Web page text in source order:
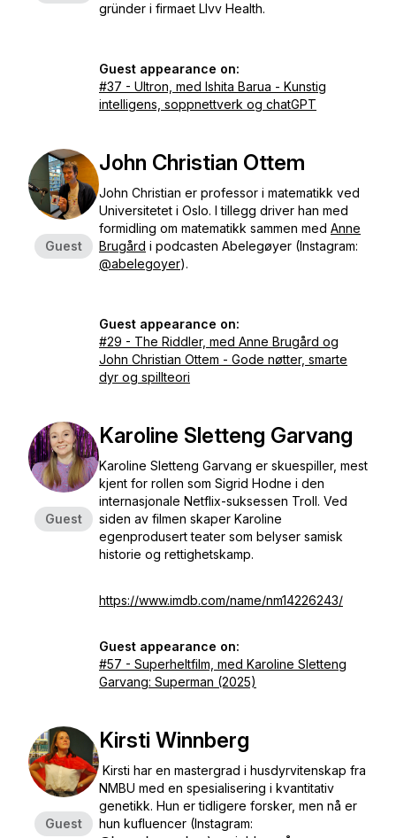
gründer i firmaet LIvv Health.
Guest appearance on:
#37 - Ultron, med Ishita Barua - Kunstig
intelligens, soppnettverk og chatGPT
Guest
John Christian Ottem
John Christian er professor i matematikk ved
Universitetet i Oslo. I tillegg driver han med
formidling om matematikk sammen med Anne
Brugård i podcasten Abelegøyer (Instagram:
@abelegoyer).
Guest appearance on:
#29 - The Riddler, med Anne Brugård og
John Christian Ottem - Gode nøtter, smarte
dyr og spillteori
Guest
Karoline Sletteng Garvang
Karoline Sletteng Garvang er skuespiller, mest
kjent for rollen som Sigrid Hodne i den
internasjonale Netflix-suksessen Troll. Ved
siden av filmen skaper Karoline
egenprodusert teater som belyser samisk
historie og rettighetskamp.
https://www.imdb.com/name/nm14226243/
Guest appearance on:
#57 - Superheltfilm, med Karoline Sletteng
Garvang: Superman (2025)
Guest
Kirsti Winnberg
Kirsti har en mastergrad i husdyrvitenskap fra
NMBU med en spesialisering i kvantitativ
genetikk. Hun er tidligere forsker, men nå er
hun kufluencer (Instagram: